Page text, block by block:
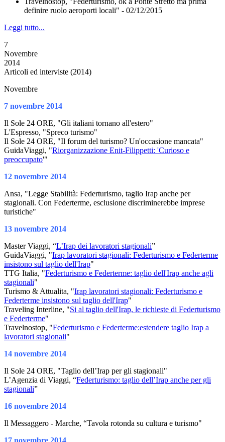
definire ruolo aeroporti locali" - 02/12/2015
Leggi tutto...
7
Novembre
2014
Articoli ed interviste (2014)
Novembre
7 novembre 2014
Il Sole 24 ORE, "Gli italiani tornano all'estero"
L'Espresso, "Spreco turismo"
Il Sole 24 ORE, "Il forum del turismo? Un'occasione mancata"
GuidaViaggi, "Riorganizzazione Enit-Filippetti: 'Curioso e
preoccupato'"
12 novembre 2014
Ansa, "Legge Stabilità: Federturismo, taglio Irap anche per
stagionali. Con Federterme, esclusione discriminerebbe imprese
turistiche"
13 novembre 2014
Master Viaggi, “L’Irap dei lavoratori stagionali”
GuidaViaggi, "Irap lavoratori stagionali: Federturismo e Federterme
insistono sul taglio dell'Irap"
TTG Italia, "Federturismo e Federterme: taglio dell'Irap anche agli
stagionali"
Turismo & Attualita, "Irap lavoratori stagionali: Federturismo e
Federterme insistono sul taglio dell'Irap"
Traveling Interline, "Si al taglio dell'Irap, le richieste di Federturismo
e Federterme"
Travelnostop, "Federturismo e Federterme:estendere taglio Irap a
lavoratori stagionali"
14 novembre 2014
Il Sole 24 ORE, "Taglio dell’Irap per gli stagionali"
L’Agenzia di Viaggi, “Federturismo: taglio dell’Irap anche per gli
stagionali”
16 novembre 2014
Il Messaggero - Marche, “Tavola rotonda su cultura e turismo"
17 novembre 2014